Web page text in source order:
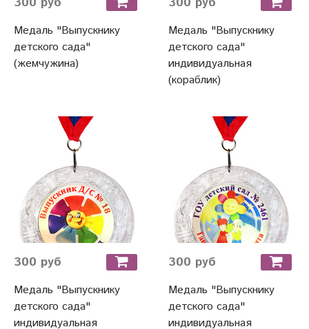
Медаль "Выпускнику
детского сада"
(жемчужина)
Медаль "Выпускнику
детского сада"
индивидуальная
(кораблик)
300 руб
Медаль "Выпускнику
детского сада"
индивидуальная
300 руб
Медаль "Выпускнику
детского сада"
индивидуальная